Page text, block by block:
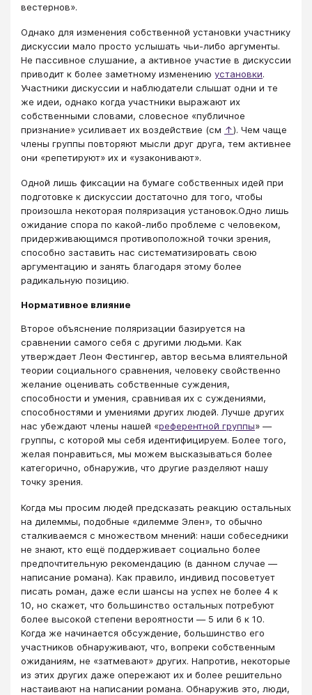
вестернов».
Однако для изменения собственной установки участнику
дискуссии мало просто услышать чьи-либо аргументы.
Не пассивное слушание, а активное участие в дискуссии
приводит к более заметному изменению установки.
Участники дискуссии и наблюдатели слышат одни и те
же идеи, однако когда участники выражают их
собственными словами, словесное «публичное
признание» усиливает их воздействие (см ↑). Чем чаще
члены группы повторяют мысли друг друга, тем активнее
они «репетируют» их и «узаконивают».
Одной лишь фиксации на бумаге собственных идей при
подготовке к дискуссии достаточно для того, чтобы
произошла некоторая поляризация установок.Одно лишь
ожидание спора по какой-либо проблеме с человеком,
придерживающимся противоположной точки зрения,
способно заставить нас систематизировать свою
аргументацию и занять благодаря этому более
радикальную позицию.
Нормативное влияние
Второе объяснение поляризации базируется на
сравнении самого себя с другими людьми. Как
утверждает Леон Фестингер, автор весьма влиятельной
теории социального сравнения, человеку свойственно
желание оценивать собственные суждения,
способности и умения, сравнивая их с суждениями,
способностями и умениями других людей. Лучше других
нас убеждают члены нашей «референтной группы» ―
группы, с которой мы себя идентифицируем. Более того,
желая понравиться, мы можем высказываться более
категорично, обнаружив, что другие разделяют нашу
точку зрения.
Когда мы просим людей предсказать реакцию остальных
на дилеммы, подобные «дилемме Элен», то обычно
сталкиваемся с множеством мнений: наши собеседники
не знают, кто ещё поддерживает социально более
предпочтительную рекомендацию (в данном случае ―
написание романа). Как правило, индивид посоветует
писать роман, даже если шансы на успех не более 4 к
10, но скажет, что большинство остальных потребуют
более высокой степени вероятности ― 5 или 6 к 10.
Когда же начинается обсуждение, большинство его
участников обнаруживают, что, вопреки собственным
ожиданиям, не «затмевают» других. Напротив, некоторые
из этих других даже опережают их и более решительно
настаивают на написании романа. Обнаружив это, люди,